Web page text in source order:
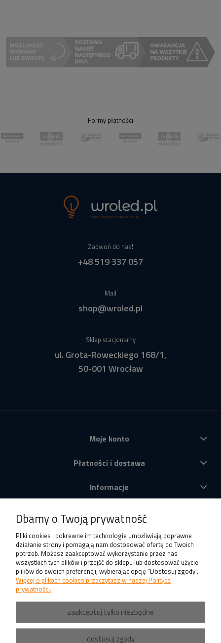
Formy płatności
Zadwoń do nas!
+48 519 337 057
Mail
shop@wroled.pl
Sklep stacjonarny
ul. Grota-Roweckiego 168/1,
50-001 Wrocław
Moje konto
Płatności i dostawa
Informacje
Produkty
Dbamy o Twoją prywatność
Pliki cookies i pokrewne im technologie umożliwiają poprawne
działanie strony i pomagają nam dostosować ofertę do Twoich
potrzeb. Możesz zaakceptować wykorzystanie przez nas
wszystkich tych plików i przejść do sklepu lub dostosować użycie
plików do swoich preferencji, wybierając opcję "Dostosuj zgody".
Więcej o plikach cookies przeczytasz w naszej Polityce
prywatności.
zaakceptuj tylko niezbędne
dostosuj zgody